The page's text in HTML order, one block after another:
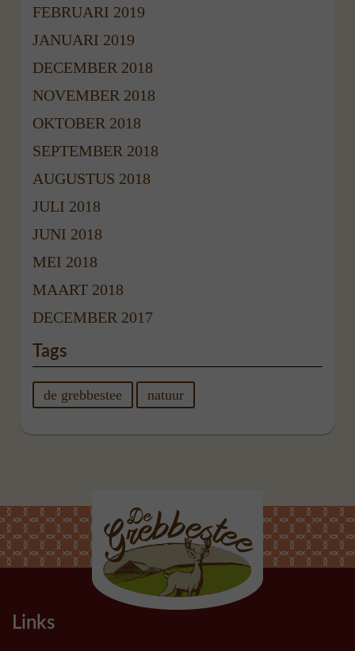
FEBRUARI 2019
JANUARI 2019
DECEMBER 2018
NOVEMBER 2018
OKTOBER 2018
SEPTEMBER 2018
AUGUSTUS 2018
JULI 2018
JUNI 2018
MEI 2018
MAART 2018
DECEMBER 2017
Tags
de grebbestee natuur
Links